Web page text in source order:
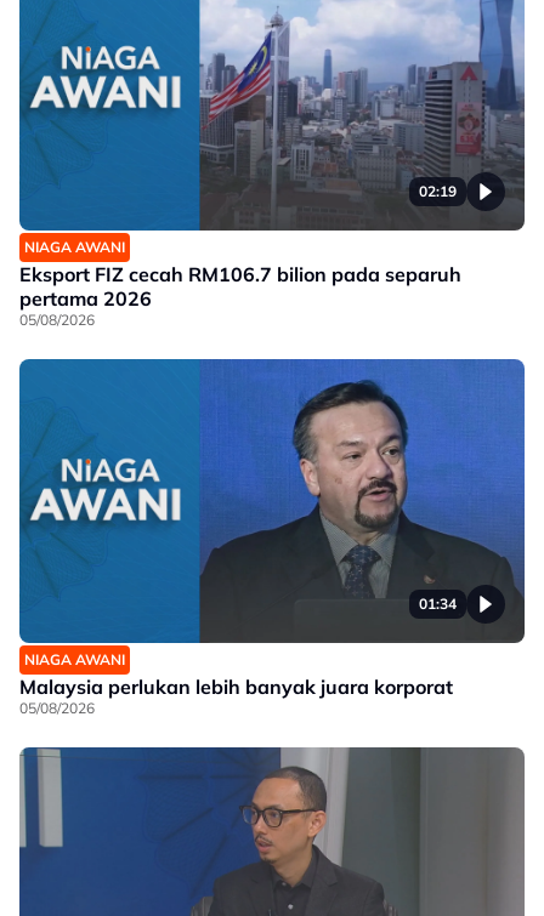
02:19
NIAGA AWANI
Eksport FIZ cecah RM106.7 bilion pada separuh
pertama 2026
05/08/2026
01:34
NIAGA AWANI
Malaysia perlukan lebih banyak juara korporat
05/08/2026